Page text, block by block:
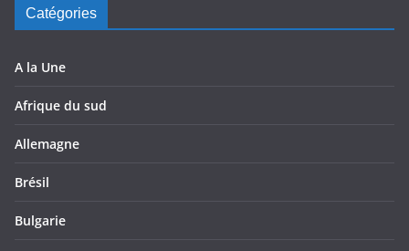
Catégories
A la Une
Afrique du sud
Allemagne
Brésil
Bulgarie